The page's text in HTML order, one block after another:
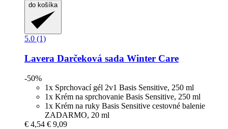
do košíka
5.0 (1)
Lavera Darčeková sada Winter Care
-50%
1x Sprchovací gél 2v1 Basis Sensitive, 250 ml
1x Krém na sprchovanie Basis Sensitive, 250 ml
1x Krém na ruky Basis Sensitive cestovné balenie
ZADARMO, 20 ml
€ 4,54 € 9,09